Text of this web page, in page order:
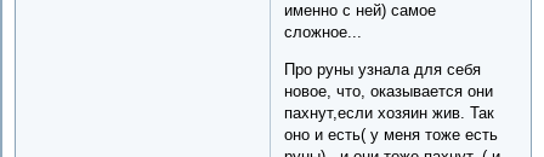
именно с ней) самое
сложное...
Про руны узнала для себя
новое, что, оказывается они
пахнут,если хозяин жив. Так
оно и есть( у меня тоже есть